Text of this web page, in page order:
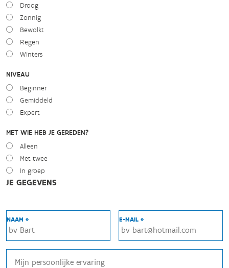
Droog
Zonnig
Bewolkt
Regen
Winters
NIVEAU
Beginner
Gemiddeld
Expert
MET WIE HEB JE GEREDEN?
Alleen
Met twee
In groep
JE GEGEVENS
NAAM * E-MAIL *